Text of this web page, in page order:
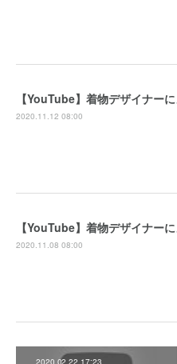
2020.11.12 08:00
2020.11.08 08:00
2020.02.22 17:23